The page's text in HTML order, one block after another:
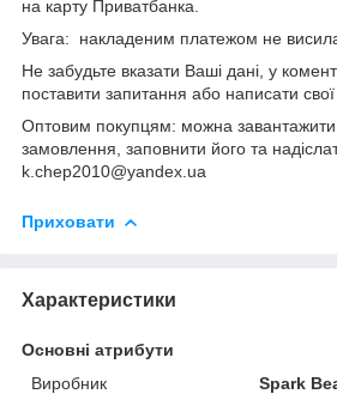
на карту Приватбанка.
Увага: накладеним платежом не
Не забудьте вказати Ваші дані, у
поставити запитання або написати
Оптовим покупцям: можна завантажити
замовлення, заповнити його та
k.chep2010@yandex.ua
Приховати
Характеристики
Основні атрибути
Виробник
Spark